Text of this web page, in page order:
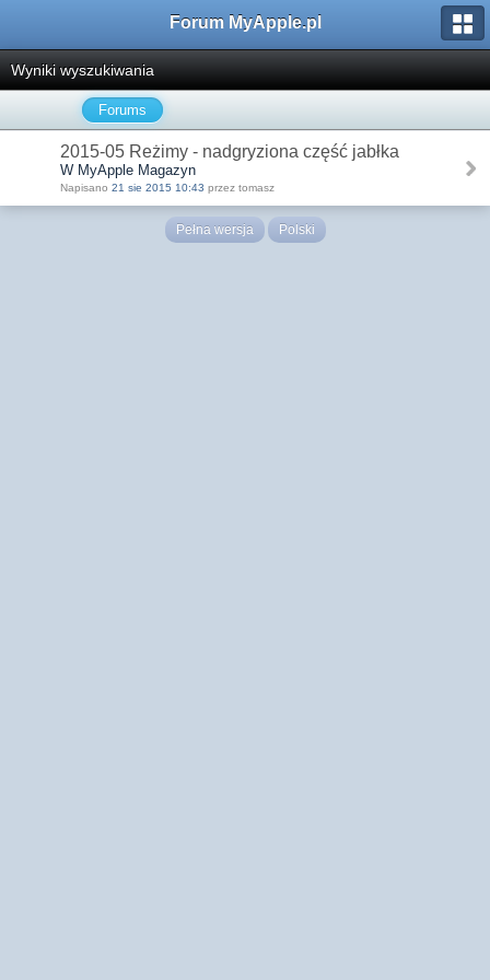
Forum MyApple.pl
Wyniki wyszukiwania
Forums
2015-05 Reżimy - nadgryziona część jabłka
W MyApple Magazyn
Napisano 21 sie 2015 10:43 przez tomasz
Pełna wersja Polski